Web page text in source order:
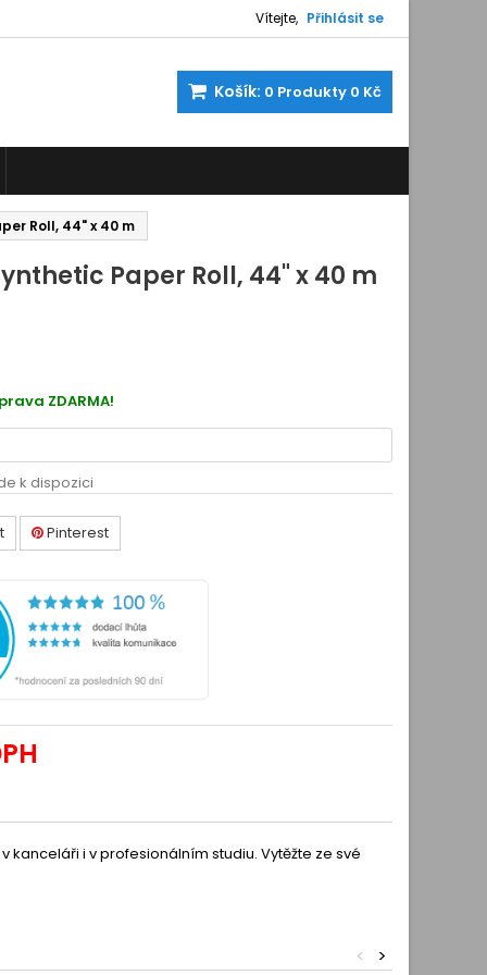
Vítejte, Přihlásit se
Košík: 0 Produkty 0 Kč
Roll, 44" x 40 m
Paper Roll, 44" x 40 m
ZDARMA!
k dispozici
Pinterest
i v profesionálním studiu. Vytěžte ze své
>
<